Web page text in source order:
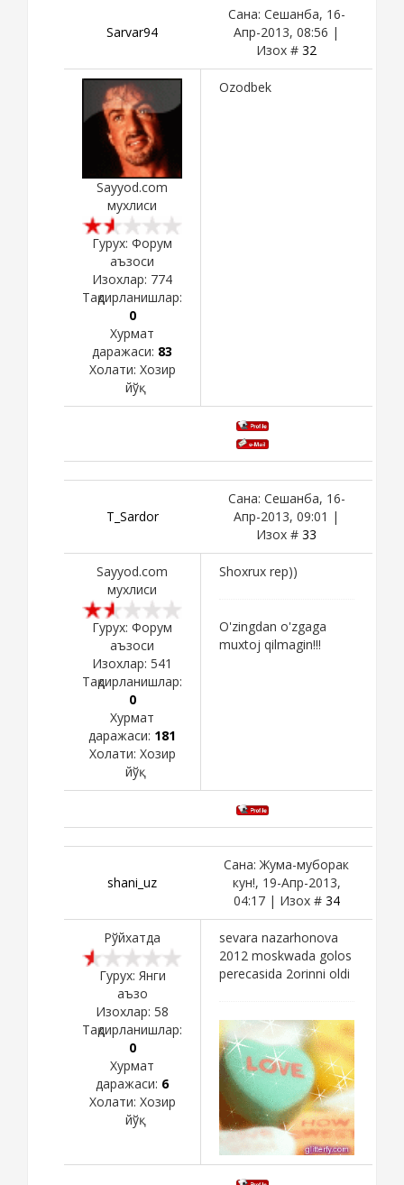
Sarvar94
Сана: Сешанба, 16-
Апр-2013, 08:56 |
Изох # 32
Sayyod.com
мухлиси
Гурух: Форум
аъзоси
Изохлар: 774
Тақдирланишлар:
0
Хурмат
даражаси: 83
Холати: Хозир
йўқ
Ozodbek
T_Sardor
Сана: Сешанба, 16-
Апр-2013, 09:01 |
Изох # 33
Sayyod.com
мухлиси
Гурух: Форум
аъзоси
Изохлар: 541
Тақдирланишлар:
0
Хурмат
даражаси: 181
Холати: Хозир
йўқ
Shoxrux rep))
O'zingdan o'zgaga
muxtoj qilmagin!!!
shani_uz
Сана: Жума-муборак
кун!, 19-Апр-2013,
04:17 | Изох # 34
Рўйхатда
Гурух: Янги
аъзо
Изохлар: 58
Тақдирланишлар:
0
Хурмат
даражаси: 6
Холати: Хозир
йўқ
sevara nazarhonova
2012 moskwada golos
perecasida 2orinni oldi